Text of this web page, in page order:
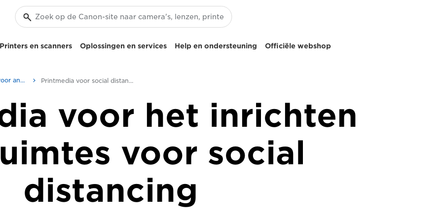
Printers en scanners Oplossingen en services Help en ondersteuning Officiële webshop
Verbruiksmaterialen voor andere printers Printmedia voor social distancing
voor het inrichten
voor social
distancing